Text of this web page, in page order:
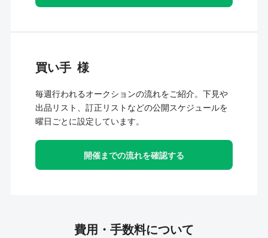
買い手
毎週行われるオークションの流れをご紹介。下見や
出品リスト、訂正リストなどの公開スケジュールを
曜日ごとに設定しています。
開催までの流れを確認する
費用・手数料について